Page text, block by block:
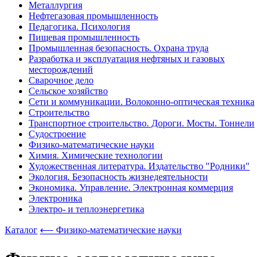
Металлургия
Нефтегазовая промышленность
Педагогика. Психология
Пищевая промышленность
Промышленная безопасность. Охрана труда
Разработка и эксплуатация нефтяных и газовых
месторождений
Сварочное дело
Сельское хозяйство
Сети и коммуникации. Волоконно-оптическая техника
Строительство
Транспортное строительство. Дороги. Мосты. Тоннели
Судостроение
Физико-математические науки
Химия. Химические технологии
Художественная литература. Издательство "Родники"
Экология. Безопасность жизнедеятельности
Экономика. Управление. Электронная коммерция
Электроника
Электро- и теплоэнергетика
Каталог ⟵ Физико-математические науки